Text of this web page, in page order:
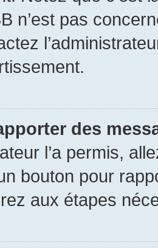
n’est pas
des
l’a permis,
bouton pour
aux étapes